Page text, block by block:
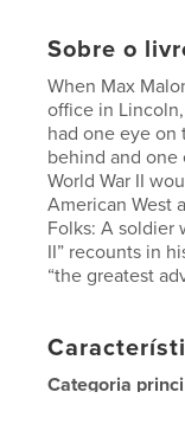
Sobre o
When Max
office in
had one eye on
behind and one
World War II
American West
Folks: A soldier
II” recounts in
“the greatest
Categoria